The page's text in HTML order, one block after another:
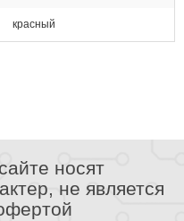
красный
носят
не является